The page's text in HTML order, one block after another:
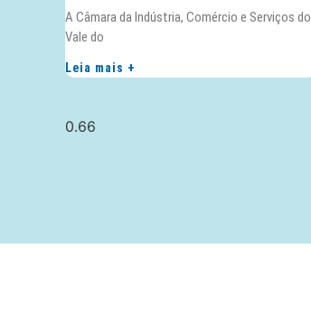
A Câmara da Indústria, Comércio e Serviços do
Vale do
Leia mais +